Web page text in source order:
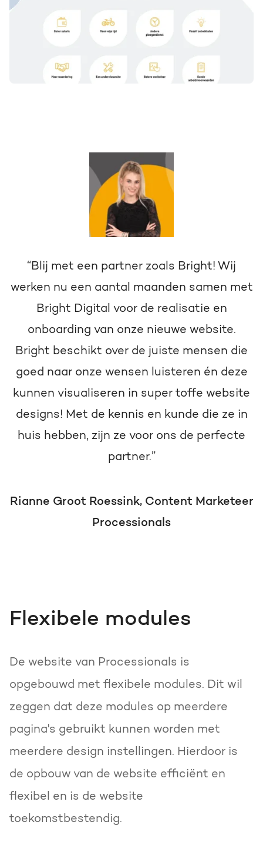
“Blij met een partner zoals Bright! Wij
werken nu een aantal maanden samen met
Bright Digital voor de realisatie en
onboarding van onze nieuwe website.
Bright beschikt over de juiste mensen die
goed naar onze wensen luisteren én deze
kunnen visualiseren in super toffe website
designs! Met de kennis en kunde die ze in
huis hebben, zijn ze voor ons de perfecte
partner.”
Rianne Groot Roessink, Content Marketeer
Processionals
Flexibele modules
De website van Processionals is
opgebouwd met flexibele modules. Dit wil
zeggen dat deze modules op meerdere
pagina's gebruikt kunnen worden met
meerdere design instellingen. Hierdoor is
de opbouw van de website efficiënt en
flexibel en is de website
toekomstbestendig.